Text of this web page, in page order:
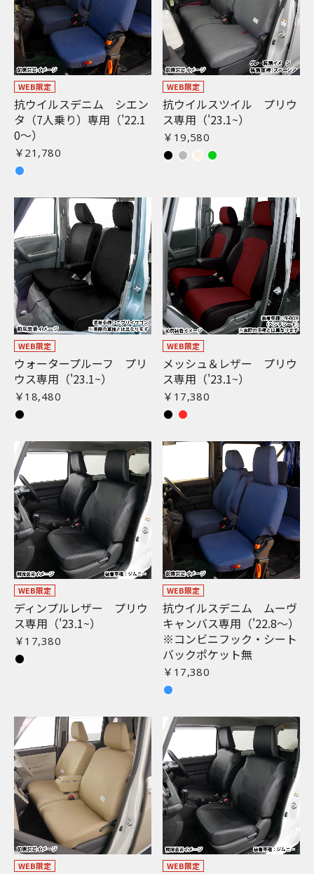
WEB限定
抗ウイルスデニム シエン
タ（7人乗り）専用（'22.1
0〜）
￥21,780
WEB限定
抗ウイルスツイル プリウ
ス専用（'23.1~）
￥19,580
WEB限定
ウォータープルーフ プリ
ウス専用（'23.1~）
￥18,480
WEB限定
メッシュ＆レザー プリウ
ス専用（'23.1~）
￥17,380
WEB限定
ディンプルレザー プリウ
ス専用（'23.1~）
￥17,380
WEB限定
抗ウイルスデニム ムーヴ
キャンバス専用（'22.8〜）
※コンビニフック・シート
バックポケット無
￥17,380
WEB限定 WEB限定